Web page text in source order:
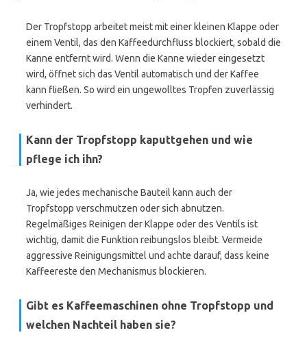
Der Tropfstopp arbeitet meist mit einer kleinen Klappe oder
einem Ventil, das den Kaffeedurchfluss blockiert, sobald die
Kanne entfernt wird. Wenn die Kanne wieder eingesetzt
wird, öffnet sich das Ventil automatisch und der Kaffee
kann fließen. So wird ein ungewolltes Tropfen zuverlässig
verhindert.
Kann der Tropfstopp kaputtgehen und wie
pflege ich ihn?
Ja, wie jedes mechanische Bauteil kann auch der
Tropfstopp verschmutzen oder sich abnutzen.
Regelmäßiges Reinigen der Klappe oder des Ventils ist
wichtig, damit die Funktion reibungslos bleibt. Vermeide
aggressive Reinigungsmittel und achte darauf, dass keine
Kaffeereste den Mechanismus blockieren.
Gibt es Kaffeemaschinen ohne Tropfstopp und
welchen Nachteil haben sie?